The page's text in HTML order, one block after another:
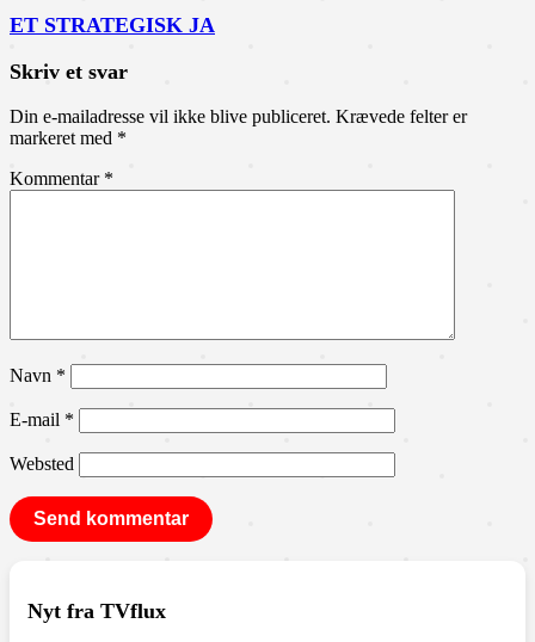
ET STRATEGISK JA
Skriv et svar
Din e-mailadresse vil ikke blive publiceret. Krævede felter er
markeret med *
Kommentar *
Navn *
E-mail *
Websted
Nyt fra TVflux